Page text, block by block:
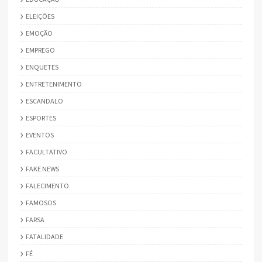
ELEIÇÕES
EMOÇÃO
EMPREGO
ENQUETES
ENTRETENIMENTO
ESCANDALO
ESPORTES
EVENTOS
FACULTATIVO
FAKE NEWS
FALECIMENTO
FAMOSOS
FARSA
FATALIDADE
FÉ